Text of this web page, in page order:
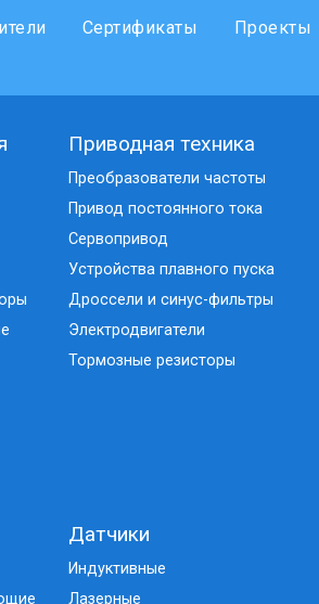
Сертификаты Проекты
Приводная техника
Преобразователи частоты
Привод постоянного тока
Сервопривод
Устройства плавного пуска
Дроссели и синус-фильтры
Электродвигатели
Тормозные резисторы
Датчики
Индуктивные
Лазерные